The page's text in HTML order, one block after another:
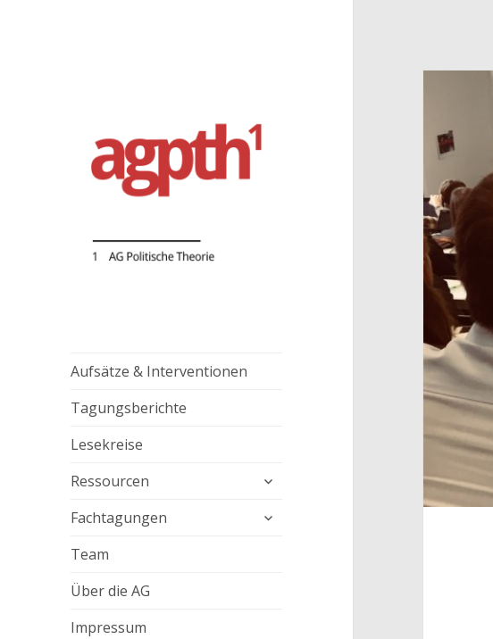
Aufsätze & Interventionen
Tagungsberichte
Lesekreise
Ressourcen
untermenü
Fachtagungen
untermenü
Team
Über die AG
Impressum